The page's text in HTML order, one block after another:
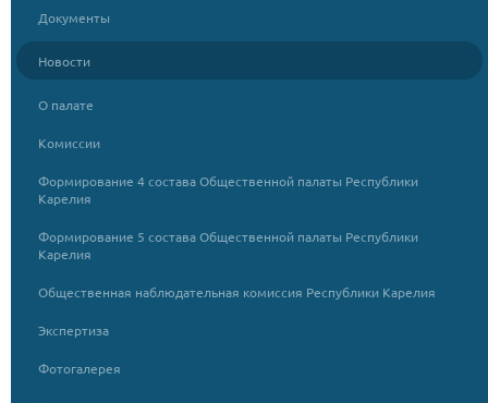
Документы
Новости
О палате
Комиссии
Формирование 4 состава Общественной палаты Республики
Карелия
Формирование 5 состава Общественной палаты Республики
Карелия
Общественная наблюдательная комиссия Республики Карелия
Экспертиза
Фотогалерея